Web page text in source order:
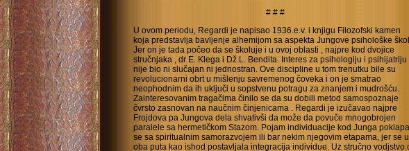
# # #
U ovom periodu, Regardi je napisao 1936.e.v. i knjigu Filozofski kamen
koja predstavlja bavljenje alhemijom sa aspekta Jungove psihološke
Jer on je tada počeo da se školuje i u ovoj oblasti , najpre kod dvojice
stručnjaka , dr E. Klega i Dž.L. Bendita. Interes za psihologiju i psihijatriju
nije bio ni slučajan ni jednostran. Ove discipline u tom trenutku bile su
revolucionarni obrt u mišlenju savremenog čoveka i on je smatrao
neophodnim da ih uključi u sopstvenu potragu za znanjem i mudrošću.
Zainteresovanim tragačima činilo se da su dobili metod samospoznaje
čvrsto zasnovan na naučnim činjenicama . Regardi je izučavao najpre
Frojdova pa Jungova dela shvativši da može da povuče mnogobrojen
paralele sa hermetičkom Stazom. Pojam individuacije kod Junga
se sa spiritualnim samorazvojem ili bar nekim njegovim etapama, jer se u
oba puta kao ishod postavljala integracija individue. Uz stručno vodjstvo